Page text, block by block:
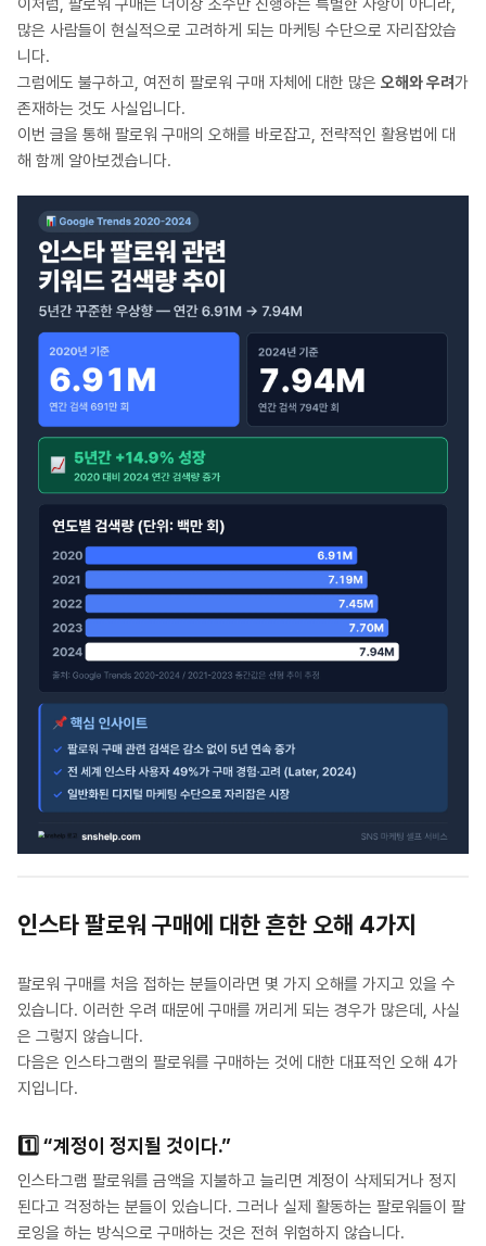
이처럼, 팔로워 구매는 더이상 소수만 진행하는 특별한 사항이 아니라,
많은 사람들이 현실적으로 고려하게 되는 마케팅 수단으로 자리잡았습
니다.
그럼에도 불구하고, 여전히 팔로워 구매 자체에 대한 많은 오해와 우려가
존재하는 것도 사실입니다.
이번 글을 통해 팔로워 구매의 오해를 바로잡고, 전략적인 활용법에 대
해 함께 알아보겠습니다.
인스타 팔로워 구매에 대한 흔한 오해 4가지
팔로워 구매를 처음 접하는 분들이라면 몇 가지 오해를 가지고 있을 수
있습니다. 이러한 우려 때문에 구매를 꺼리게 되는 경우가 많은데, 사실
은 그렇지 않습니다.
다음은 인스타그램의 팔로워를 구매하는 것에 대한 대표적인 오해 4가
지입니다.
1️⃣ “계정이 정지될 것이다.”
인스타그램 팔로워를 금액을 지불하고 늘리면 계정이 삭제되거나 정지
된다고 걱정하는 분들이 있습니다. 그러나 실제 활동하는 팔로워들이 팔
로잉을 하는 방식으로 구매하는 것은 전혀 위험하지 않습니다.